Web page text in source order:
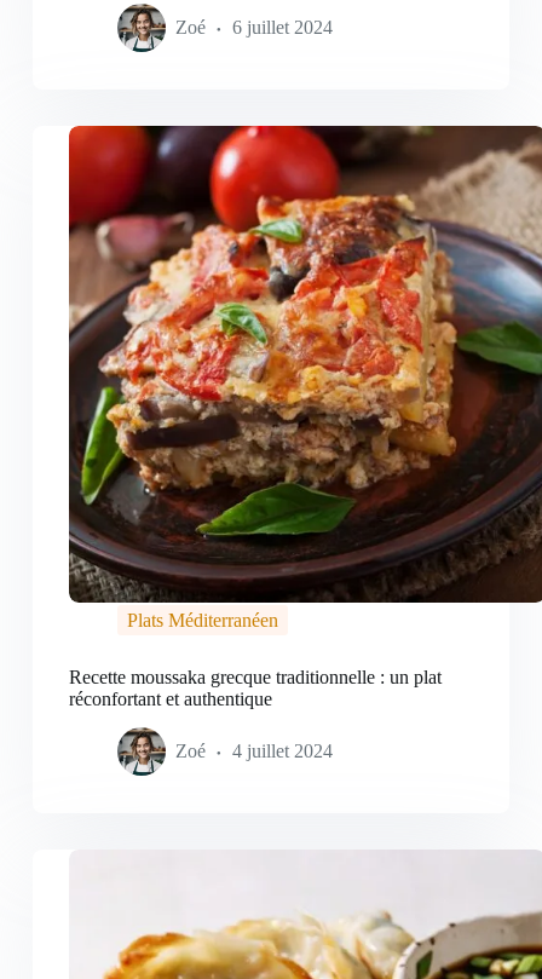
Zoé 6 juillet 2024
Plats Méditerranéen
Recette moussaka grecque traditionnelle : un plat
réconfortant et authentique
Zoé 4 juillet 2024